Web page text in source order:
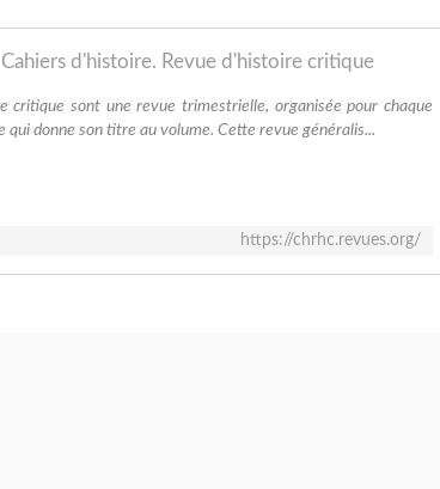
Cahiers d'histoire. Revue d'histoire critique
critique sont une revue trimestrielle, organisée pour chaque
donne son titre au volume. Cette revue généralis...
https://chrhc.revues.org/